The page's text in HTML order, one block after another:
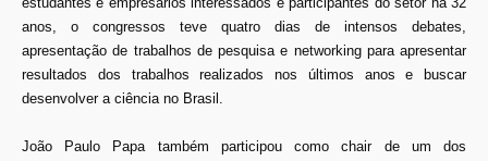
anos, o congressos teve quatro dias de intensos debates,
apresentação de trabalhos de pesquisa e networking para apresentar
resultados dos trabalhos realizados nos últimos anos e buscar
desenvolver a ciência no Brasil.
João Paulo Papa também participou como chair de um dos